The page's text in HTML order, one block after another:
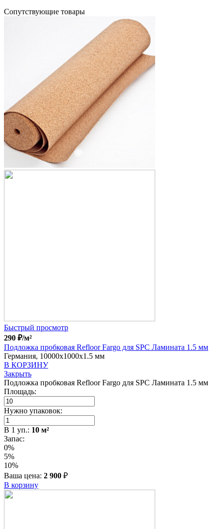
Cопутствующие товары
Быстрый просмотр
290 ₽/м²
Подложка пробковая Refloor Fargo для SPC Ламината 1.5 мм
Германия, 10000x1000x1.5 мм
В КОРЗИНУ
Закрыть
Подложка пробковая Refloor Fargo для SPC Ламината 1.5 мм
Площадь:
Нужно упаковок:
В 1 уп.: 10 м²
Запас:
0%
5%
10%
Ваша цена: 2 900 ₽
В корзину